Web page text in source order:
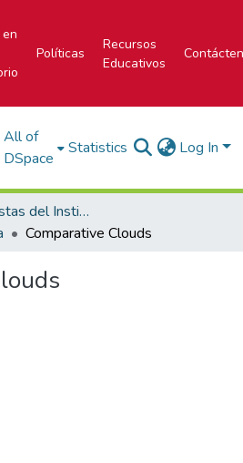
Políticas
Recursos
Educativos
All of
DSpace
Statistics Log In
Portal de Revistas del Instituto Tecnológico de Costa Rica
Comparative Clouds